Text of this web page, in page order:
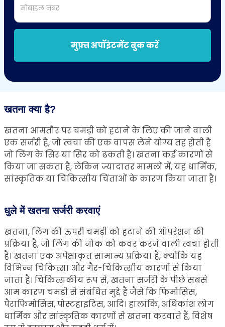
मोबाइल नंबर
मुफ़्त अपॉइंटमेंट बुक करें
खतना क्या है?
खतना आमतौर पर चमड़ी को हटाने के लिए की जाने वाली
एक सर्जरी है, जो त्वचा की एक वापस लेने योग्य तह होती है
जो लिंग के सिर या सिर को ढकती है। खतना कई कारणों से
किया जा सकता है, लेकिन ज्यादातर मामलों में, यह धार्मिक,
सांस्कृतिक या चिकित्सीय चिंताओं के कारण किया जाता है।
धुले में खतना सर्जरी करवाएं
खतना, लिंग की ऊपरी चमड़ी को हटाने की ऑपरेशन की
प्रक्रिया है, जो लिंग की नोक को कवर करने वाली त्वचा होती
है। खतना एक अपेक्षाकृत सामान्य प्रक्रिया है, क्योंकि यह
विभिन्न चिकित्सा और गैर-चिकित्सीय कारणों से किया
जाता है। चिकित्सकीय रूप से, खतना सर्जरी के पीछे सबसे
आम कारण चमड़ी से संबंधित मुद्दे हैं जैसे कि फिमोसिस,
पैराफिमोसिस, पोस्टहाइटिस, आदि। हालांकि, अधिकांश लोग
धार्मिक और सांस्कृतिक कारणों से खतना करवाते हैं, विशेष